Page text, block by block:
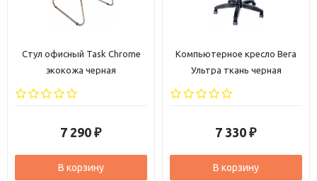
Компьютерное кресло Вега
Ультра ткань черная
7 330
В корзину
Компьютерное кресло
Евростиль 696 Лайк ткань
6 140
В корзину